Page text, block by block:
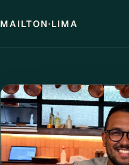
MAILTON·LIMA